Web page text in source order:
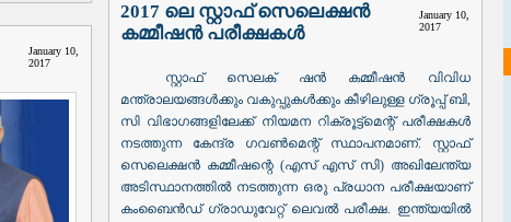
2017 ലെ സ്റ്റാഫ് സെലെക്ഷൻ
കമ്മീഷൻ പരീക്ഷകൾ
January 10,
2017
സ്റ്റാഫ് സെലക് ഷൻ കമ്മീഷൻ വിവിധ
മന്ത്രാലയങ്ങൾക്കും വകുപ്പുകൾക്കും കീഴിലുള്ള ഗ്രൂപ്പ് ബി,
സി വിഭാഗങ്ങളിലേക്ക് നിയമന റിക്രൂട്ട്മെന്റ് പരീക്ഷകൾ
നടത്തുന്ന കേന്ദ്ര ഗവൺമെന്റ് സ്ഥാപനമാണ്. സ്റ്റാഫ്
സെലെക്ഷൻ കമ്മീഷന്റെ (എസ് എസ് സി) അഖിലേന്ത്യ
അടിസ്ഥാനത്തിൽ നടത്തുന്ന ഒരു പ്രധാന പരീക്ഷയാണ്
കംബൈൻഡ് ഗ്രാഡുവേറ്റ് ലെവൽ പരീക്ഷ. ഇന്ത്യയിൽ
January 10,
2017